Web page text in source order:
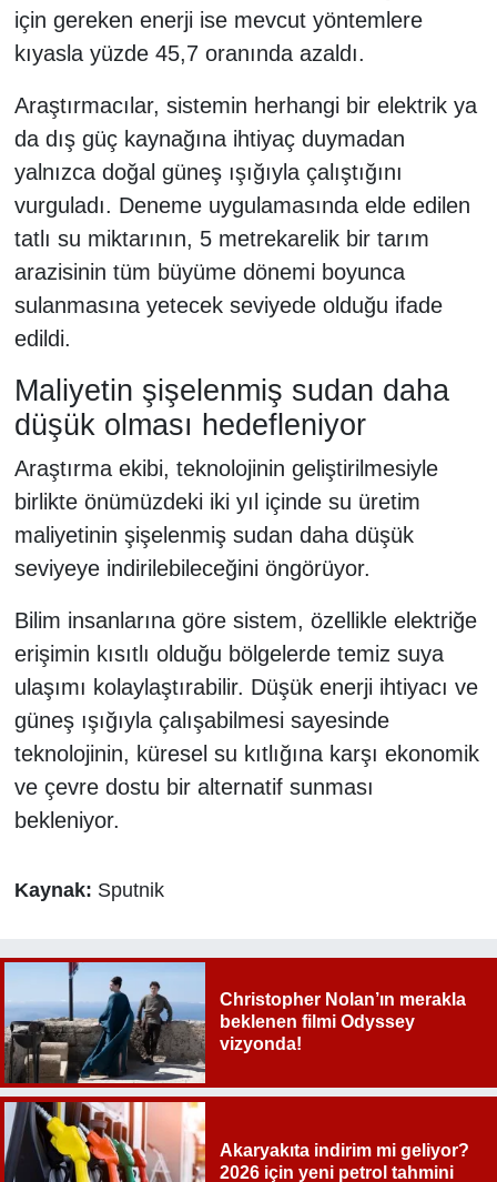
için gereken enerji ise mevcut yöntemlere
kıyasla yüzde 45,7 oranında azaldı.
Araştırmacılar, sistemin herhangi bir elektrik ya
da dış güç kaynağına ihtiyaç duymadan
yalnızca doğal güneş ışığıyla çalıştığını
vurguladı. Deneme uygulamasında elde edilen
tatlı su miktarının, 5 metrekarelik bir tarım
arazisinin tüm büyüme dönemi boyunca
sulanmasına yetecek seviyede olduğu ifade
edildi.
Maliyetin şişelenmiş sudan daha
düşük olması hedefleniyor
Araştırma ekibi, teknolojinin geliştirilmesiyle
birlikte önümüzdeki iki yıl içinde su üretim
maliyetinin şişelenmiş sudan daha düşük
seviyeye indirilebileceğini öngörüyor.
Bilim insanlarına göre sistem, özellikle elektriğe
erişimin kısıtlı olduğu bölgelerde temiz suya
ulaşımı kolaylaştırabilir. Düşük enerji ihtiyacı ve
güneş ışığıyla çalışabilmesi sayesinde
teknolojinin, küresel su kıtlığına karşı ekonomik
ve çevre dostu bir alternatif sunması
bekleniyor.
Kaynak: Sputnik
Christopher Nolan’ın merakla
beklenen filmi Odyssey
vizyonda!
Akaryakıta indirim mi geliyor?
2026 için yeni petrol tahmini